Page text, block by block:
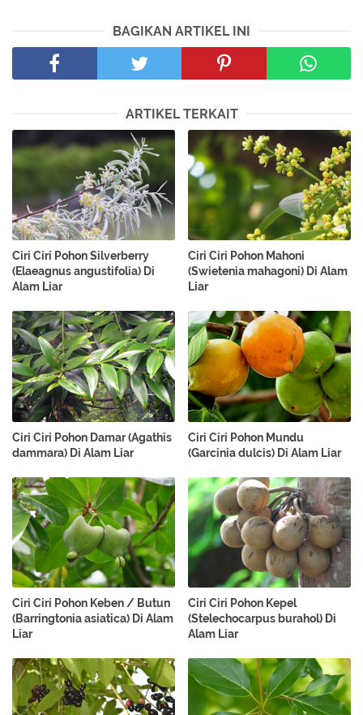
BAGIKAN ARTIKEL INI
ARTIKEL TERKAIT
Ciri Ciri Pohon Silverberry
(Elaeagnus angustifolia) Di
Alam Liar
Ciri Ciri Pohon Mahoni
(Swietenia mahagoni) Di Alam
Liar
Ciri Ciri Pohon Damar (Agathis
dammara) Di Alam Liar
Ciri Ciri Pohon Mundu
(Garcinia dulcis) Di Alam Liar
Ciri Ciri Pohon Keben / Butun
(Barringtonia asiatica) Di Alam
Liar
Ciri Ciri Pohon Kepel
(Stelechocarpus burahol) Di
Alam Liar